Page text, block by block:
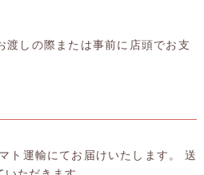
渡しの際または事前に店頭でお支
ト運輸にてお届けいたします。 送